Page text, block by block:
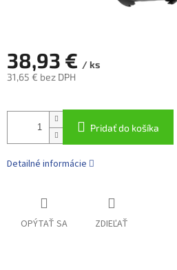
38,93 € / ks
31,65 € bez DPH
cena:
Pridať do košíka
Detailné informácie
OPÝTAŤ SA ZDIEĽAŤ